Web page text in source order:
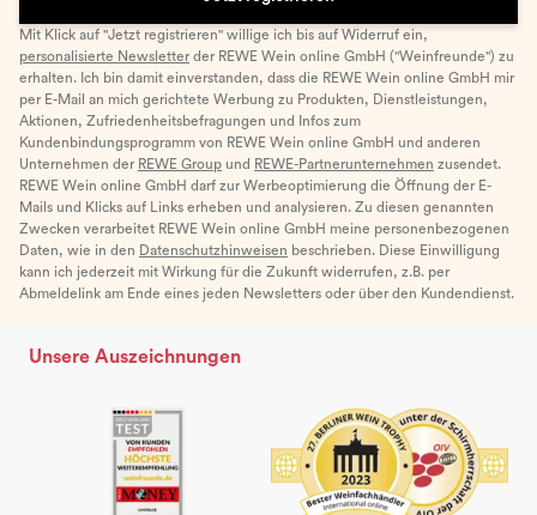
Mit Klick auf "Jetzt registrieren" willige ich bis auf Widerruf ein,
personalisierte Newsletter der REWE Wein online GmbH ("Weinfreunde") zu
erhalten. Ich bin damit einverstanden, dass die REWE Wein online GmbH mir
per E-Mail an mich gerichtete Werbung zu Produkten, Dienstleistungen,
Aktionen, Zufriedenheitsbefragungen und Infos zum
Kundenbindungsprogramm von REWE Wein online GmbH und anderen
Unternehmen der REWE Group und REWE-Partnerunternehmen zusendet.
REWE Wein online GmbH darf zur Werbeoptimierung die Öffnung der E-
Mails und Klicks auf Links erheben und analysieren. Zu diesen genannten
Zwecken verarbeitet REWE Wein online GmbH meine personenbezogenen
Daten, wie in den Datenschutzhinweisen beschrieben. Diese Einwilligung
kann ich jederzeit mit Wirkung für die Zukunft widerrufen, z.B. per
Abmeldelink am Ende eines jeden Newsletters oder über den Kundendienst.
Unsere Auszeichnungen